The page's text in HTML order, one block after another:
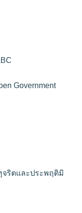
Government
จริตและประพฤติมิ